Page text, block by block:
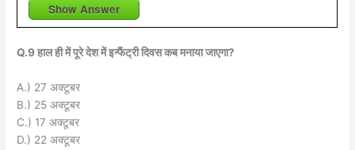
Show Answer
Q.9 हाल ही में पूरे देश में इन्फैंट्री दिवस कब मनाया जाएगा?
A.) 27 अक्टूबर
B.) 25 अक्टूबर
C.) 17 अक्टूबर
D.) 22 अक्टूबर